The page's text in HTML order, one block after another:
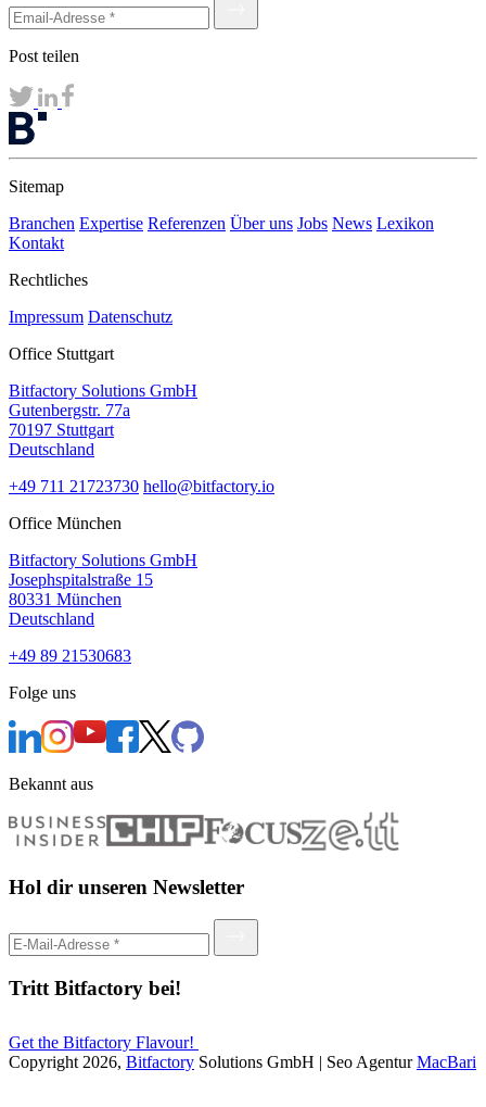
Post teilen
Sitemap
Branchen Expertise Referenzen Über uns Jobs News Lexikon
Kontakt
Rechtliches
Impressum Datenschutz
Office Stuttgart
Bitfactory Solutions GmbH
Gutenbergstr. 77a
70197 Stuttgart
Deutschland
+49 711 21723730 hello@bitfactory.io
Office München
Bitfactory Solutions GmbH
Josephspitalstraße 15
80331 München
Deutschland
+49 89 21530683
Folge uns
Bekannt aus
Hol dir unseren Newsletter
Tritt Bitfactory bei!
Get the Bitfactory Flavour!
Copyright 2026, Bitfactory Solutions GmbH | Seo AgenturMacBari